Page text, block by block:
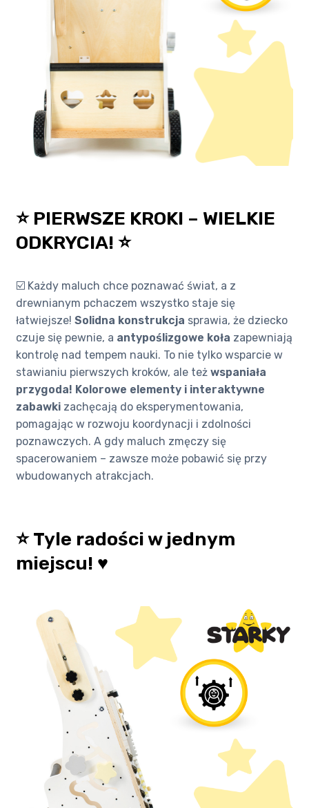
⭐ PIERWSZE KROKI – WIELKIE
ODKRYCIA! ⭐
☑️ Każdy maluch chce poznawać świat, a z
drewnianym pchaczem wszystko staje się
łatwiejsze! Solidna konstrukcja sprawia, że dziecko
czuje się pewnie, a antypoślizgowe koła zapewniają
kontrolę nad tempem nauki. To nie tylko wsparcie w
stawianiu pierwszych kroków, ale też wspaniała
przygoda! Kolorowe elementy i interaktywne
zabawkizachęcają do eksperymentowania,
pomagając w rozwoju koordynacji i zdolności
poznawczych. A gdy maluch zmęczy się
spacerowaniem – zawsze może pobawić się przy
wbudowanych atrakcjach.
⭐ Tyle radości w jednym
miejscu! ♥️